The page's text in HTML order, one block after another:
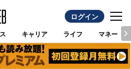
ログイン
キャリア ライフ マネー